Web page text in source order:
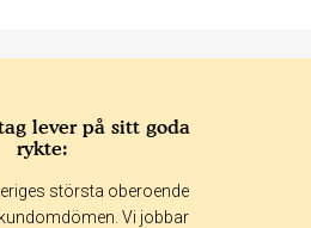
90 dagar
30 dagar
lever på sitt goda
rykte:
största oberoende
Vi jobbar